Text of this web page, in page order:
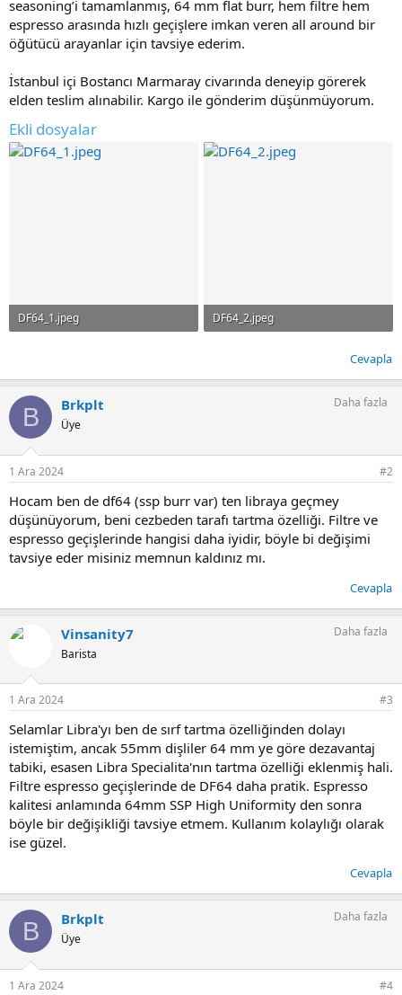
seasoning’i tamamlanmış, 64 mm flat burr, hem filtre hem
espresso arasında hızlı geçişlere imkan veren all around bir
öğütücü arayanlar için tavsiye ederim.
İstanbul içi Bostancı Marmaray civarında deneyip görerek
elden teslim alınabilir. Kargo ile gönderim düşünmüyorum.
Ekli dosyalar
DF64_1.jpeg
DF64_2.jpeg
Cevapla
B Brkplt
Üye
Daha fazla
1 Ara 2024 #2
Hocam ben de df64 (ssp burr var) ten libraya geçmey
düşünüyorum, beni cezbeden tarafı tartma özelliği. Filtre ve
espresso geçişlerinde hangisi daha iyidir, böyle bi değişimi
tavsiye eder misiniz memnun kaldınız mı.
Cevapla
Vinsanity7
Barista
Daha fazla
1 Ara 2024 #3
Selamlar Libra'yı ben de sırf tartma özelliğinden dolayı
istemiştim, ancak 55mm dişliler 64 mm ye göre dezavantaj
tabiki, esasen Libra Specialita'nın tartma özelliği eklenmiş hali.
Filtre espresso geçişlerinde de DF64 daha pratik. Espresso
kalitesi anlamında 64mm SSP High Uniformity den sonra
böyle bir değişikliği tavsiye etmem. Kullanım kolaylığı olarak
ise güzel.
Cevapla
B Brkplt
Üye
Daha fazla
1 Ara 2024 #4